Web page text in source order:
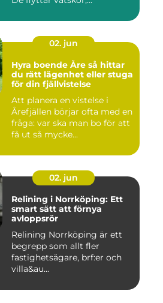
02. jun
Hyra boende Åre så hittar
du rätt lägenhet eller stuga
för din fjällvistelse
Att planera en vistelse i
Årefjällen börjar ofta med en
fråga: var ska man bo för att
få ut så mycke...
02. jun
Relining i Norrköping: Ett
smart sätt att förnya
avloppsrör
Relining Norrköping är ett
begrepp som allt fler
fastighetsägare, brf:er och
villa&au...